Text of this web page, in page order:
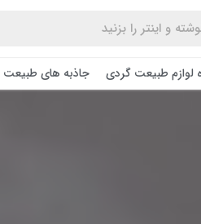
لوازم طبیعت ‌گردی جاذبه های